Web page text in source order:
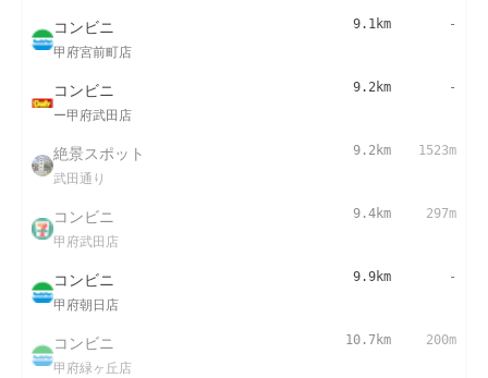
コンビニ
甲府宮前町店
9.1km -
コンビニ
ー甲府武田店
9.2km -
絶景スポット
武田通り
9.2km 1523m
コンビニ
甲府武田店
9.4km 297m
コンビニ
甲府朝日店
9.9km -
コンビニ
甲府緑ヶ丘店
10.7km 200m